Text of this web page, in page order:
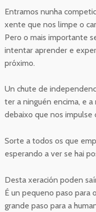
Entramos nunha
xente que nos limpe o
Pero o mais importante
intentar aprender e
próximo.
Un chute de
ter a ninguén encima, e
debaixo que nos impulse
Sorte a todos os que
esperando a ver se hai
Desta xeración poden
É un pequeno paso para
grande paso para a